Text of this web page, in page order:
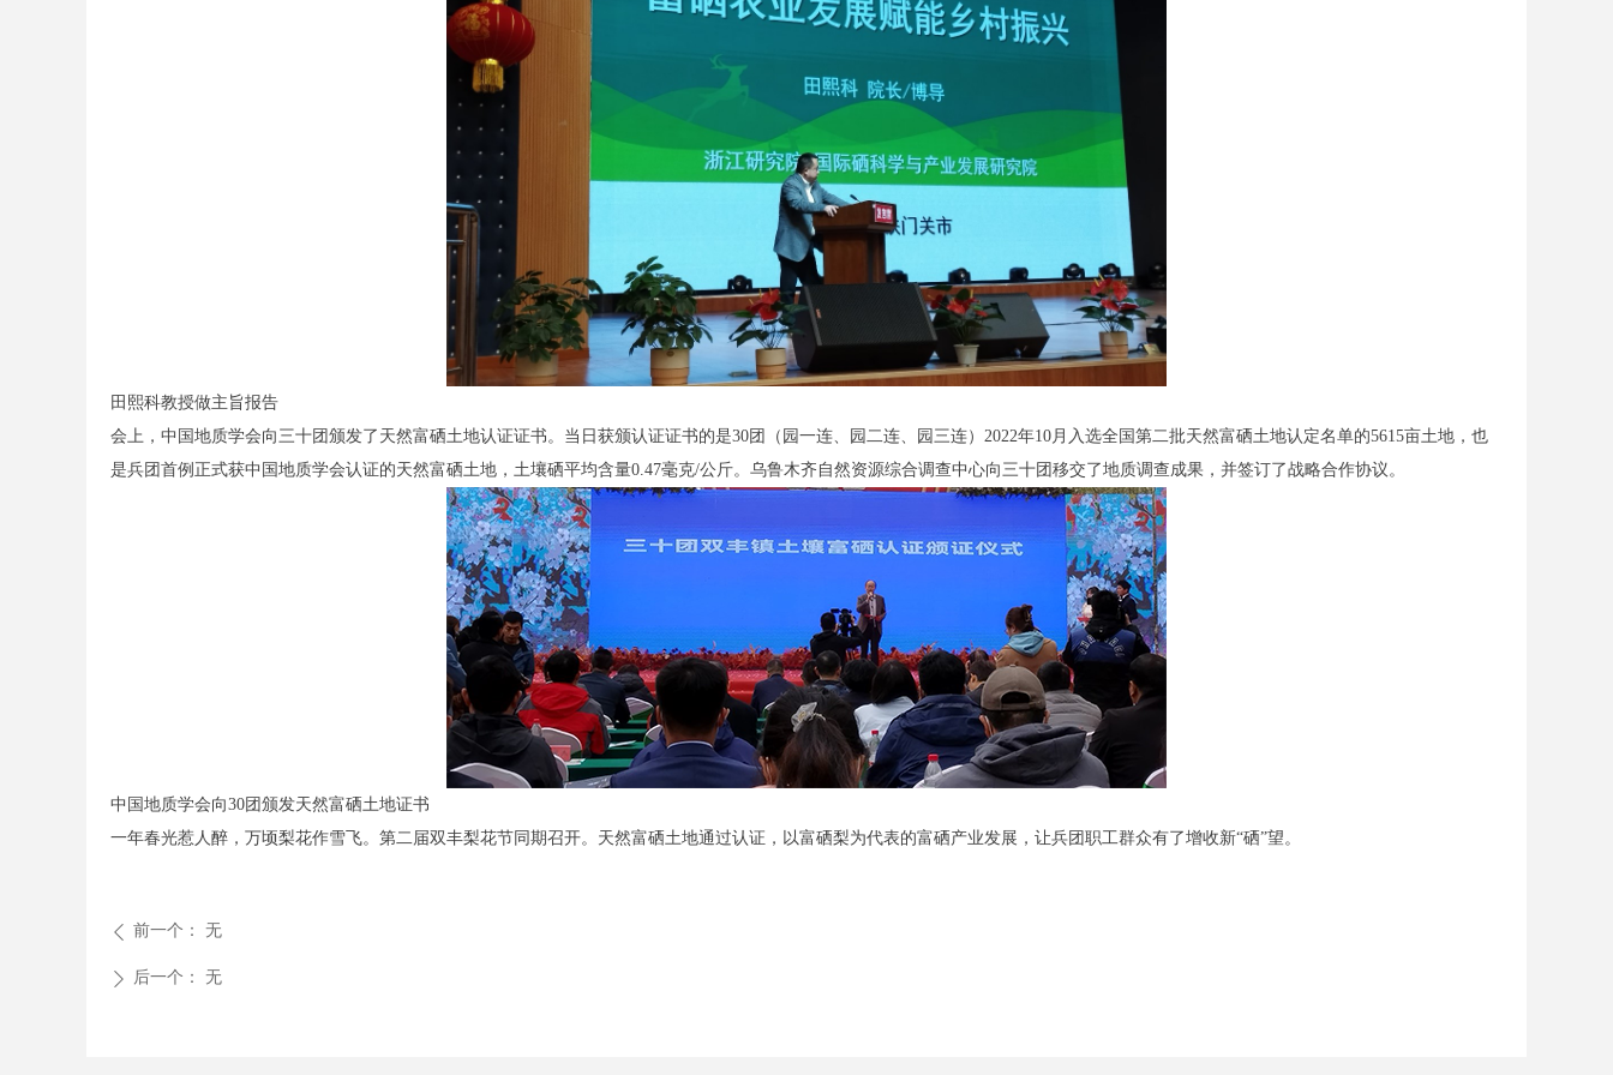
田熙科教授做主旨报告
会上，中国地质学会向三十团颁发了天然富硒土地认证证书。当日获颁认证证书的是30团（园一连、园二连、园三连）2022年10月入选全国第二批天然富硒土地认定名单的5615亩土地，也
是兵团首例正式获中国地质学会认证的天然富硒土地，土壤硒平均含量0.47毫克/公斤。乌鲁木齐自然资源综合调查中心向三十团移交了地质调查成果，并签订了战略合作协议。
中国地质学会向30团颁发天然富硒土地证书
一年春光惹人醉，万顷梨花作雪飞。第二届双丰梨花节同期召开。天然富硒土地通过认证，以富硒梨为代表的富硒产业发展，让兵团职工群众有了增收新“硒”望。
ꄴ 前一个： 无
ꄲ 后一个： 无